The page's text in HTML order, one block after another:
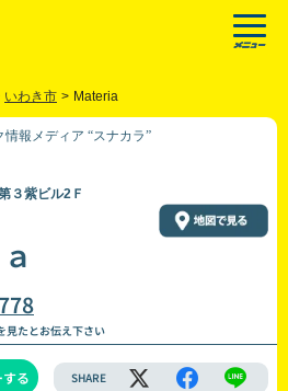
いわき市 > Materia
情報メディア “スナカラ”
３紫ビル2Ｆ
見たとお伝え下さい
る SHARE